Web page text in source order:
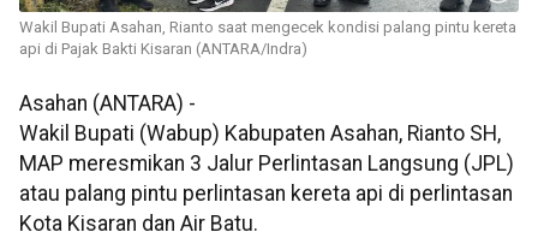
Wakil Bupati Asahan, Rianto saat mengecek kondisi palang pintu kereta
api di Pajak Bakti Kisaran (ANTARA/Indra)
Asahan (ANTARA) -
Wakil Bupati (Wabup) Kabupaten Asahan, Rianto SH,
MAP meresmikan 3 Jalur Perlintasan Langsung (JPL)
atau palang pintu perlintasan kereta api di perlintasan
Kota Kisaran dan Air Batu.